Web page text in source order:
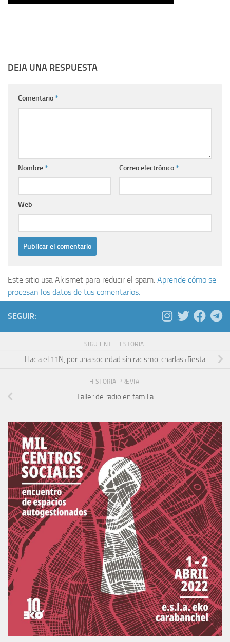
DEJA UNA RESPUESTA
Comentario*
Nombre* Correo electrónico*
Web
Este sitio usa Akismet para reducir el spam. Aprende cómo se
procesan los datos de tus comentarios.
SEGUIR:
SIGUIENTE HISTORIA
Hacia el 11N, por una sociedad sin racismo: charlas+fiesta
HISTORIA PREVIA
Taller de radio en familia